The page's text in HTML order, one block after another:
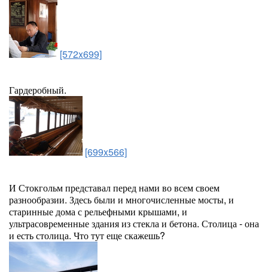
[572x699]
Гардеробный.
[699x566]
И Стокгольм представал перед нами во всем своем
разнообразии. Здесь были и многочисленные мосты, и
старинные дома с рельефными крышами, и
ультрасовременные здания из стекла и бетона. Столица - она
и есть столица. Что тут еще скажешь?